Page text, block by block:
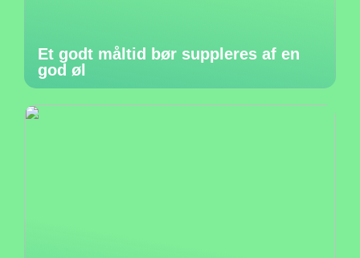
Et godt måltid bør suppleres af en
god øl